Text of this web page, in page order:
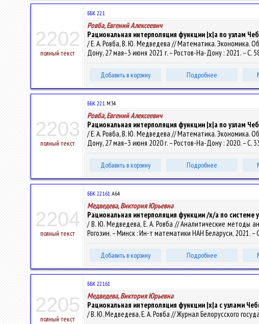
2202
полный текст
ББК 22.1
Ровба, Евгений Алексеевич
Рациональная интерполяция функции |x|a по узлам
/ Е. А. Ровба, В. Ю. Медведева // Математика. Экономика.
Дону, 27 мая–3 июня 2021 г. – Ростов-На-Дону : 2021. – С.
Добавить в корзину Подробнее
2203
полный текст
ББК 22.1 М34
Ровба, Евгений Алексеевич
Рациональная интерполяция функции |x|a по узлам
/ Е. А. Ровба, В. Ю. Медведева // Математика. Экономика.
Дону, 27 мая–3 июня 2020 г. – Ростов-На-Дону : 2020. – С.
Добавить в корзину Подробнее
2204
полный текст
ББК 22.161 А64
Медведева, Виктория Юрьевна
Рациональная интерполяция функции /х/а по
/ В. Ю. Медведева, Е. А. Ровба // Аналитические методы
Рогозин. – Минск : Ин-т математики НАН Беларуси, 2021. –
Добавить в корзину Подробнее
2205
полный текст
ББК 22.161
Медведева, Виктория Юрьевна
Рациональная интерполяция функции |х|а с узлами
/ В. Ю. Медведева, Е. А. Ровба // Журнал Белорусского